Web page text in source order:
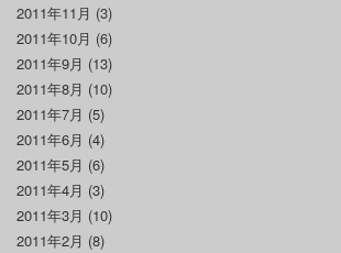
2011年11月 (3)
2011年10月 (6)
2011年9月 (13)
2011年8月 (10)
2011年7月 (5)
2011年6月 (4)
2011年5月 (6)
2011年4月 (3)
2011年3月 (10)
2011年2月 (8)